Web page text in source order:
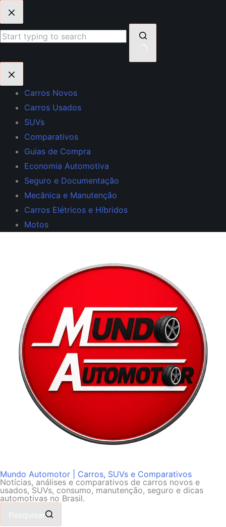
para
o
resultados
Carros Novos
Carros Usados
SUVs
Comparativos
Guias de Compra
Economia Automotiva
Seguro e Documentação
Mecânica e Manutenção
Carros Elétricos e Híbridos
Motos
Mundo Automotor | Carros, SUVs e Comparativos
Notícias, análises e comparativos de carros novos e
usados, SUVs, consumo, manutenção, seguro e dicas
automotivas no Brasil.
Pesquisar